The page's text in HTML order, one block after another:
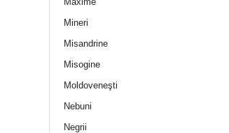
Mineri
Misandrine
Misogine
Moldoveneşti
Nebuni
Negrii